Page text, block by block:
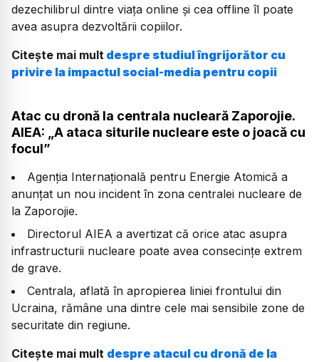
dezechilibrul dintre viața online și cea offline îl poate
avea asupra dezvoltării copiilor.
Citește mai mult despre studiul îngrijorător cu
privire la impactul social-media pentru copii
Atac cu dronă la centrala nucleară Zaporojie.
AIEA: „A ataca siturile nucleare este o joacă cu
focul”
Agenția Internațională pentru Energie Atomică a
anunțat un nou incident în zona centralei nucleare de
la Zaporojie.
Directorul AIEA a avertizat că orice atac asupra
infrastructurii nucleare poate avea consecințe extrem
de grave.
Centrala, aflată în apropierea liniei frontului din
Ucraina, rămâne una dintre cele mai sensibile zone de
securitate din regiune.
Citește mai mult despre atacul cu dronă de la